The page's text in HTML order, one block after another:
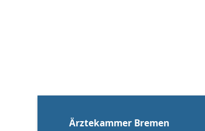
Ärztekammer Bremen